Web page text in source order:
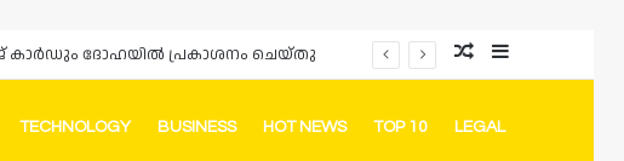
Random Article
Sidebar
TECHNOLOGY BUSINESS HOT NEWS TOP 10 LEGAL